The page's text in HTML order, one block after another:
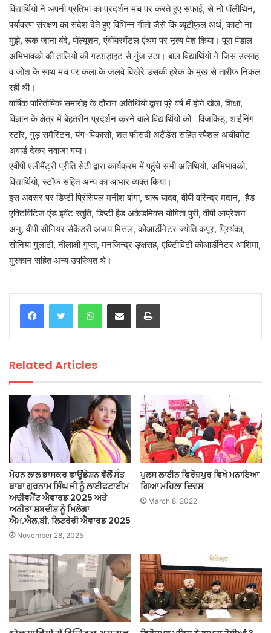
विद्यार्थियो ने अपनी प्रतिभा का प्रदर्शन मंच पर करते हुए सफाई, से नो पॉलीथिन,
पर्यावरण संरक्षण का संदेश देते हुए विभिन्न गीतो जैसे कि ब्यूटीफुल अर्थ, काटो ना
मुझे, रूक जाना बंदे, पॉल्यूशन, एंवॉयरमेंटल एंथम पर नृत्य पेश किया। पूरा पंडाल
अभिभावको की तालियो की गडग़ड़ाहट से गुंज उठा। बाल विद्यार्थियो ने जिस उत्साह
व जोश के साथ मंच पर कला के जलवे बिखेरे उसकी हरेक के मुख से तारीफ निकल
रही थी।
वार्षिक पारितोषिक समारोह के दौरान अतिर्थियो द्वारा पूरे वर्ष में होने खेल, शिक्षा,
विज्ञान के क्षेत्र में बेहतरीन प्रदर्शन करने वाले विद्यार्थियो को विजकिड्, शाईनिंग
स्टॉर, गुड़ समैरिटन, यंग-पिकासो, शत फीसदी अटैंडेंस सहित स्पैशल अचीवमेंट
अवार्ड देकर नवाजा गया।
एवीपी एलीमैंट्री प्रीति सेठी द्वारा कार्यक्रम में पहुंचे सभी अतिथियो, अभिभावको,
विद्यार्थियो, स्टॉफ सहित अन्य का आभार व्यक्त किया।
इस अवसर पर डिप्टी प्रिंसिपल मनीश बांगा, चारू यादव, वीपी वरिन्द्र मदान, हैड
एक्टिविटिज एंड इवेंट स्तुति, डिप्टी हैड अकैडमिक्स योगिता पुरी, वीपी आप्रेशन
अनु, वीपी सीनियर सैकेंडरी अजय मित्तल, कोआर्डीनेटर ज्योति कपूर, प्रियंका,
सोनिया गुलाटी, नीलाक्षी गुप्ता, मनजिन्द्र ङ्क्षसह, एक्टिीविटी कोआर्डीनेटर आशिमा,
मुस्कान सहित अन्य उपस्थित थे।
WhatsAppShare via Email Print
Related Articles
ਮੋਹਨ ਲਾਲ ਭਾਸਕਰ ਫਾਊਂਡੇਸ਼ਨ ਵੱਲੋਂ ਸੰਤ
ਬਾਬਾ ਗੁਰਨਾਮ ਸਿੰਘ ਜੀ ਨੂੰ ਲਾਈਫਟਾਈਮ
ਅਚੀਵਮੈਂਟ ਐਵਾਰਡ 2025 ਅਤੇ
ਅਨੀਤਾ ਸ਼ਬਦੀਸ਼ ਨੂੰ ਮਿਲੇਗਾ
ਐਮ.ਐਲ.ਬੀ. ਲਿਟਰੇਰੀ ਐਵਾਰਡ 2025
November 28, 2025
ਪੁਲਸ ਲਾਈਨ ਫਿਰੋਜ਼ਪੁਰ ਵਿਖੇ ਮਨਾਇਆ
ਗਿਆ ਮਹਿਲਾ ਦਿਵਸ
March 8, 2022